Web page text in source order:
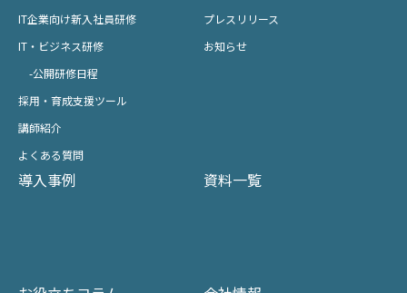
IT企業向け新入社員研修
IT・ビジネス研修
-公開研修日程
採用・育成支援ツール
講師紹介
よくある質問
プレスリリース
お知らせ
導入事例 資料一覧